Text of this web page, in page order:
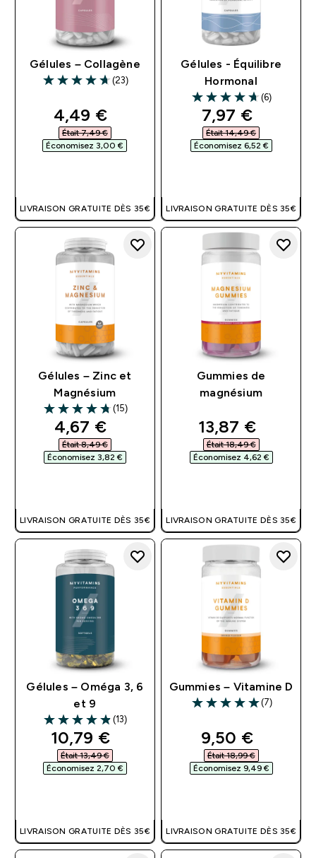
Gélules – Collagène
4.7 out of 5 stars
(23)
discounted price
4,49 €‎
Était 7,49 €‎
Économisez 3,00 €‎
LIVRAISON GRATUITE DÈS 35€
Gélules - Équilibre
Hormonal
4.67 out of 5 stars
(6)
discounted
7,97 €‎
Était 14,49 €‎
Économisez 6,52 €‎
LIVRAISON GRATUITE DÈS 35€
Gélules – Zinc et
Magnésium
4.73 out of 5 stars
(15)
discounted price
4,67 €‎
Était 8,49 €‎
Économisez 3,82 €‎
LIVRAISON GRATUITE DÈS 35€
Gummies de
magnésium
discounted
13,87 €‎
Était 18,49 €‎
Économisez 4,62 €‎
LIVRAISON GRATUITE DÈS 35€
Gélules – Oméga 3, 6
et 9
4.85 out of 5 stars
(13)
discounted price
10,79 €‎
Était 13,49 €‎
Économisez 2,70 €‎
LIVRAISON GRATUITE DÈS 35€
Gummies – Vitamine D
5 out of 5 stars
(7)
discounted
9,50 €‎
Était 18,99 €‎
Économisez 9,49 €‎
LIVRAISON GRATUITE DÈS 35€